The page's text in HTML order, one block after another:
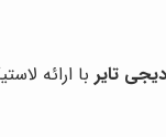
دیجی تایر با ارائه